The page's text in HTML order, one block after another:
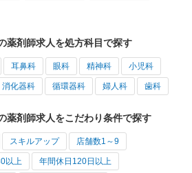
薬剤師求人を処方科目で探す
耳鼻科 眼科 精神科 小児科
消化器科 循環器科 婦人科 歯科
薬剤師求人をこだわり条件で探す
スキルアップ 店舗数1～9
以上 年間休日120日以上